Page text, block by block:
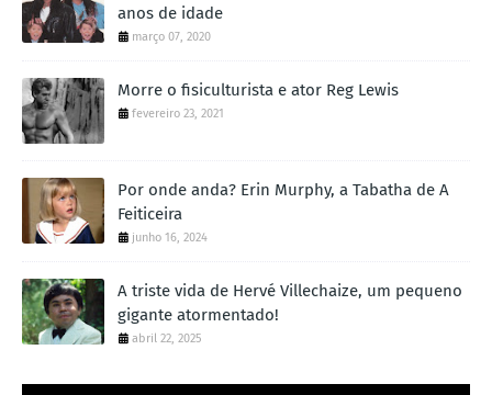
anos de idade
março 07, 2020
Morre o fisiculturista e ator Reg Lewis
fevereiro 23, 2021
Por onde anda? Erin Murphy, a Tabatha de A
Feiticeira
junho 16, 2024
A triste vida de Hervé Villechaize, um pequeno
gigante atormentado!
abril 22, 2025